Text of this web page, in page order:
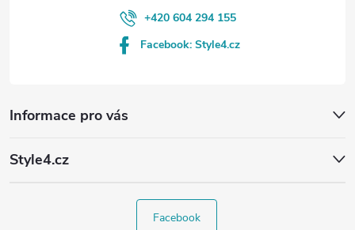
Informace pro vás
Style4.cz
+420 604 294 155
Facebook: Style4.cz
Facebook